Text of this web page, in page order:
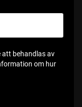
att behandlas av
om hur